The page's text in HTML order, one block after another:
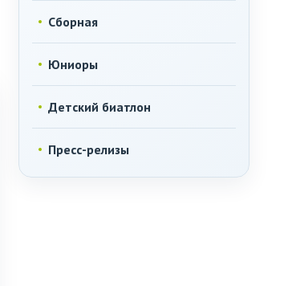
Сборная
Юниоры
Детский биатлон
Пресс-релизы